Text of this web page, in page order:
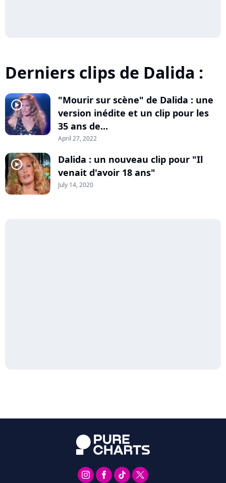
Derniers clips de Dalida :
player2
"Mourir sur scène" de Dalida : une
version inédite et un clip pour les
35 ans de...
April 27, 2022
player2
Dalida : un nouveau clip pour "Il
venait d'avoir 18 ans"
July 14, 2020